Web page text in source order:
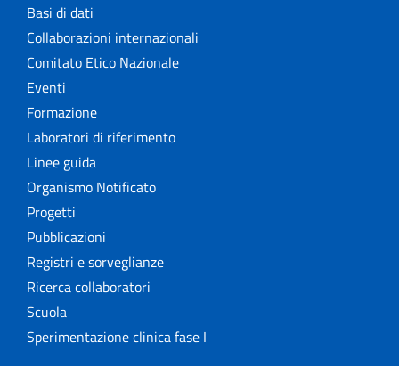
Basi di dati
Collaborazioni internazionali
Comitato Etico Nazionale
Eventi
Formazione
Laboratori di riferimento
Linee guida
Organismo Notificato
Progetti
Pubblicazioni
Registri e sorveglianze
Ricerca collaboratori
Scuola
Sperimentazione clinica fase I